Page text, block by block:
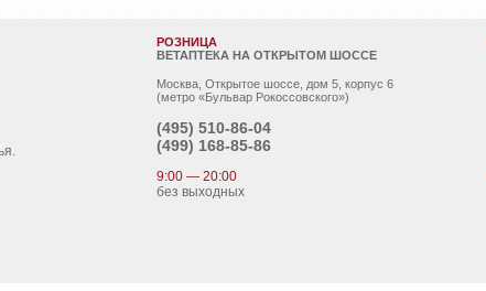
РОЗНИЦА
ВЕТАПТЕКА НА ОТКРЫТОМ ШОССЕ
Москва, Открытое шоссе, дом 5, корпус 6
(метро «Бульвар Рокоссовского»)
(495) 510-86-04
(499) 168-85-86
9:00 — 20:00
без выходных